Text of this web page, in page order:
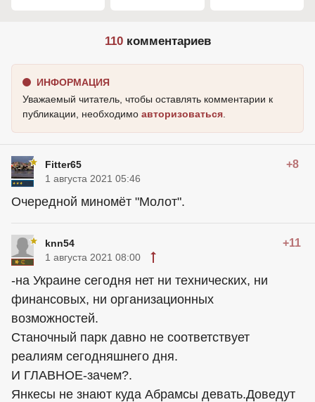
110комментариев
ИНФОРМАЦИЯ
Уважаемый читатель, чтобы оставлять комментарии к
публикации, необходимо авторизоваться
Fitter65 +8
1 августа 2021 05:46
Очередной миномёт "Молот".
knn54 +11
1 августа 2021 08:00
-на Украине сегодня нет ни технических, ни
финансовых, ни организационных
возможностей.
Станочный парк давно не соответствует
реалиям сегодняшнего дня.
И ГЛАВНОЕ-зачем?.
Янкесы не знают куда Абрамсы девать.Доведут